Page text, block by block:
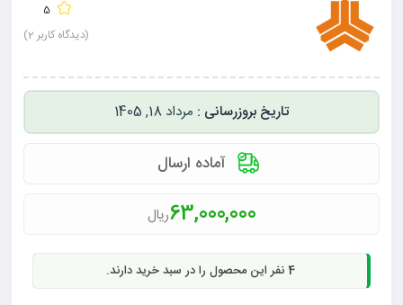
5
(دیدگاه کاربر 2
)
مرداد 18, 1405
آماده ارسال
63,000,000ریال
4نفر این محصول را در سبد خرید دارند.